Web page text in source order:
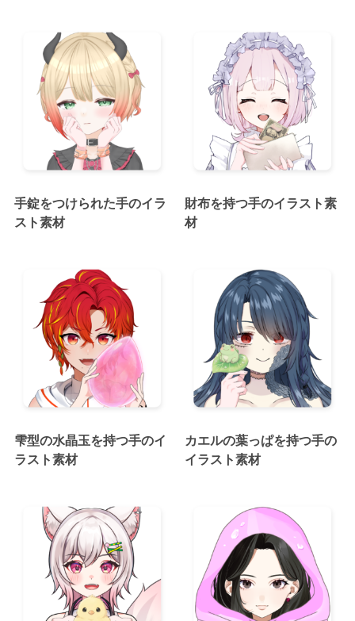
手錠をつけられた手のイラ
スト素材
財布を持つ手のイラスト素
材
雫型の水晶玉を持つ手のイ
ラスト素材
カエルの葉っぱを持つ手の
イラスト素材